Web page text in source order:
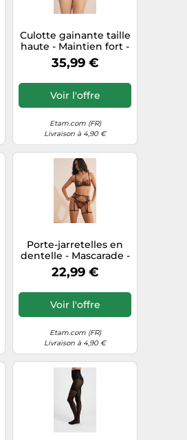
Culotte gainante taille
haute - Maintien fort -
Control Byetam - L -
Lin - Femme - Etam
35,99 €
Voir l'offre
Etam.com (FR)
Livraison à 4,90 €
Porte-jarretelles en
dentelle - Mascarade -
M - Roux - Femme -
Etam
22,99 €
Voir l'offre
Etam.com (FR)
Livraison à 4,90 €